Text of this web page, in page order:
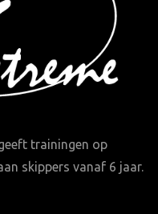
trainingen op
skippers vanaf 6 jaar.